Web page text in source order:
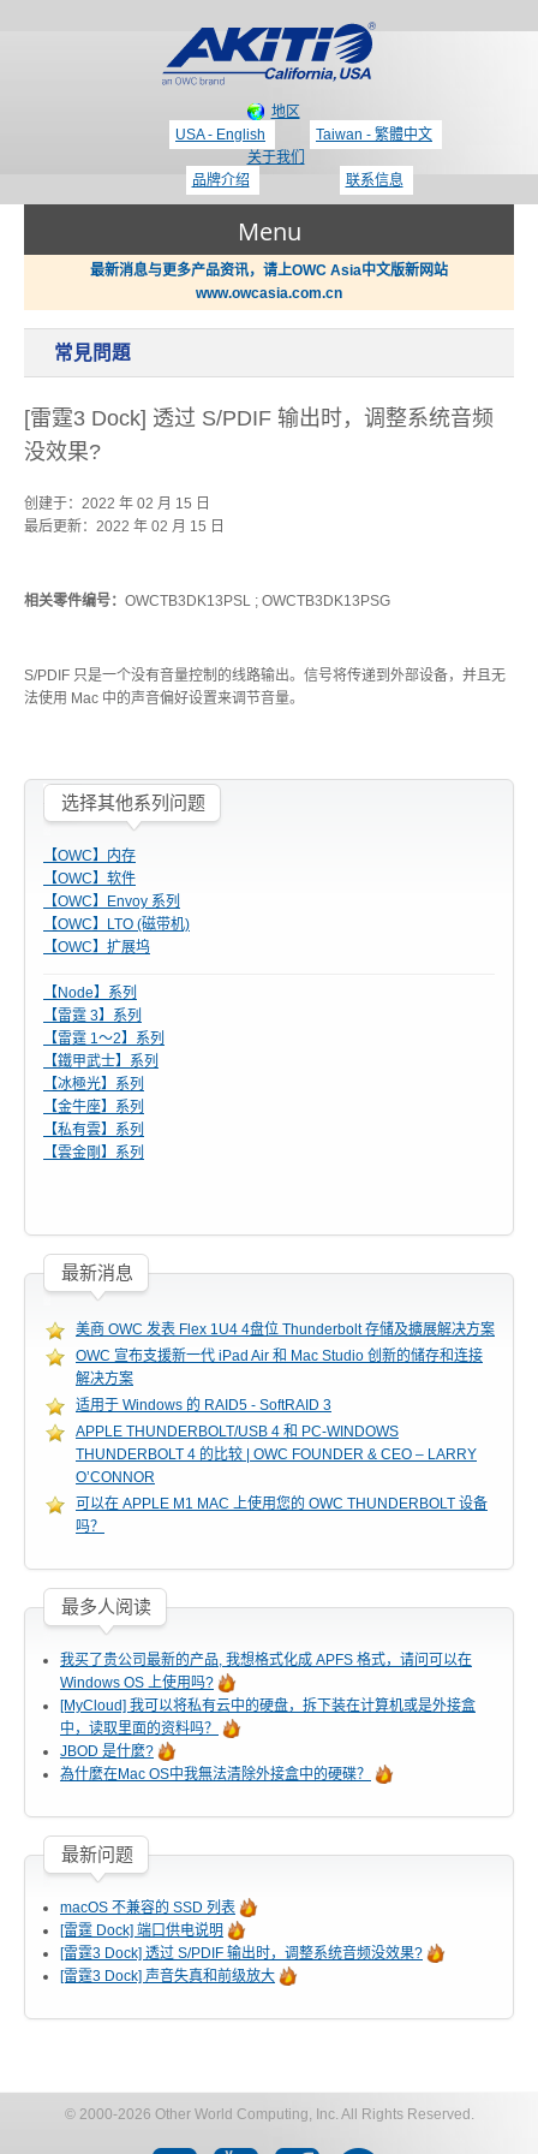
地区
USA - English
Taiwan - 繁體中文
关于我们
品牌介绍
联系信息
Menu
显示适配器 / PCIe 扩展盒
USB3.1 专区
携带型 - 储存区
桌上型 - 储存区
配件类 - 专区
重要公告
活动讯息
获奖讯息
名人推荐
技术支持
固件 / 驱动程序
软件 App
常见问题
历程
活动花絮
最新消息与更多产品资讯，请上OWC Asia中文版新网站
www.owcasia.com.cn
常見問題
[雷霆3 Dock] 透过 S/PDIF 输出时，调整系统音频
没效果?
创建于：2022 年 02 月 15 日
最后更新：2022 年 02 月 15 日
相关零件编号： OWCTB3DK13PSL ; OWCTB3DK13PSG
S/PDIF 只是一个没有音量控制的线路输出。信号将传递到外部设备，并且无
法使用 Mac 中的声音偏好设置来调节音量。
选择其他系列问题
【OWC】内存
【OWC】软件
【OWC】Envoy 系列
【OWC】LTO (磁带机)
【OWC】扩展坞
【Node】系列
【雷霆 3】系列
【雷霆 1～2】系列
【鐵甲武士】系列
【冰極光】系列
【金牛座】系列
【私有雲】系列
【雲金剛】系列
最新消息
美商 OWC 发表 Flex 1U4 4盘位 Thunderbolt 存储及擴展解决方案
OWC 宣布支援新一代 iPad Air 和 Mac Studio 创新的储存和连接
解决方案
适用于 Windows 的 RAID5 - SoftRAID 3
APPLE THUNDERBOLT/USB 4 和 PC-WINDOWS
THUNDERBOLT 4 的比较 | OWC FOUNDER & CEO – LARRY
O’CONNOR
可以在 APPLE M1 MAC 上使用您的 OWC THUNDERBOLT 设备
吗？
最多人阅读
我买了贵公司最新的产品, 我想格式化成 APFS 格式，请问可以在
Windows OS 上使用吗?
[MyCloud] 我可以将私有云中的硬盘，拆下装在计算机或是外接盒
中，读取里面的资料吗？
JBOD 是什麼?
為什麼在Mac OS中我無法清除外接盒中的硬碟？
最新问题
macOS 不兼容的 SSD 列表
[雷霆 Dock] 端口供电说明
[雷霆3 Dock] 透过 S/PDIF 输出时，调整系统音频没效果?
[雷霆3 Dock] 声音失真和前级放大
© 2000-2026 Other World Computing, Inc. All Rights Reserved.